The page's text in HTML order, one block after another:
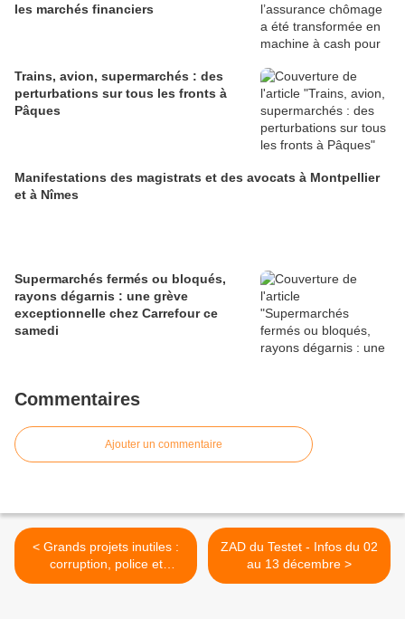
les marchés financiers
Trains, avion, supermarchés : des
perturbations sur tous les fronts à
Pâques
Manifestations des magistrats et des avocats à Montpellier
et à Nîmes
Supermarchés fermés ou bloqués,
rayons dégarnis : une grève
exceptionnelle chez Carrefour ce
samedi
Commentaires
Ajouter un commentaire
< Grands projets inutiles :
corruption, police et
gaspillage. Voici la carte
ZAD du Testet - Infos du 02
au 13 décembre >